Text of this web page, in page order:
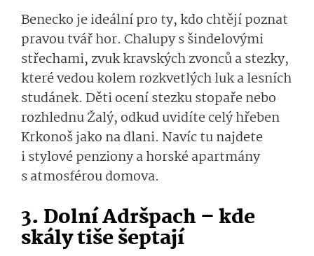
Benecko je ideální pro ty, kdo chtějí poznat
pravou tvář hor. Chalupy s šindelovými
střechami, zvuk kravských zvonců a stezky,
které vedou kolem rozkvetlých luk a lesních
studánek. Děti ocení stezku stopaře nebo
rozhlednu Žalý, odkud uvidíte celý hřeben
Krkonoš jako na dlani. Navíc tu najdete
i stylové penziony a horské apartmány
s atmosférou domova.
3. Dolní Adršpach – kde
skály tiše šeptají